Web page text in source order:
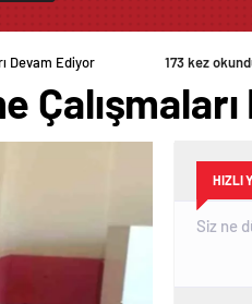
Devam Ediyor 173 kez
HIZLI